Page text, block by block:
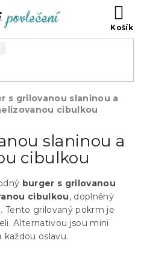
s grilovanou slaninou a
cibulkou
slaninou a
cibulkou
burger s grilovanou
cibulkou, doplněný
. Tento grilovaný pokrm je
Alternativou jsou mini
oslavu.